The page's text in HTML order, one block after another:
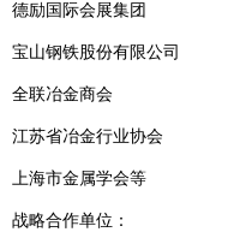
德励国际会展集团
宝山钢铁股份有限公司
全联冶金商会
江苏省冶金行业协会
上海市金属学会等
战略合作单位：